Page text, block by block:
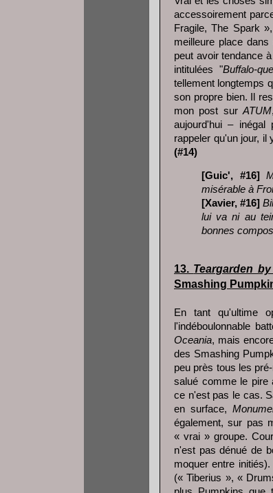
accessoirement
Fragile, The Spark
meilleure place
peut avoir tendance
intitulées "Buffalo-
tellement longtemps
son propre bien. Il
mon post sur ATUM
aujourd'hui – inégal
rappeler qu'un jour, il
(#14)
[Guic', #16]
misérable à
[Xavier, #16]
lui va ni au
bonnes
13. Teargarden
Smashing
En tant qu'ultime
l'indéboulonnable
Oceania, mais
des Smashing
peu près tous les
salué comme le pire
ce n'est pas le cas.
en surface,
également, sur pas
« vrai » groupe.
n'est pas dénué de
moquer entre
(« Tiberius », «